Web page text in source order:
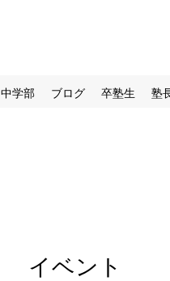
中学部 ブログ 卒塾生 塾
イベント